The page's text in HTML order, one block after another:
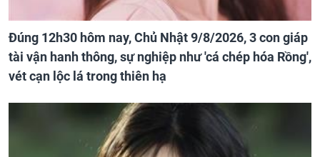
Đúng 12h30 hôm nay, Chủ Nhật 9/8/2026, 3 con giáp
tài vận hanh thông, sự nghiệp như 'cá chép hóa Rồng',
vét cạn lộc lá trong thiên hạ